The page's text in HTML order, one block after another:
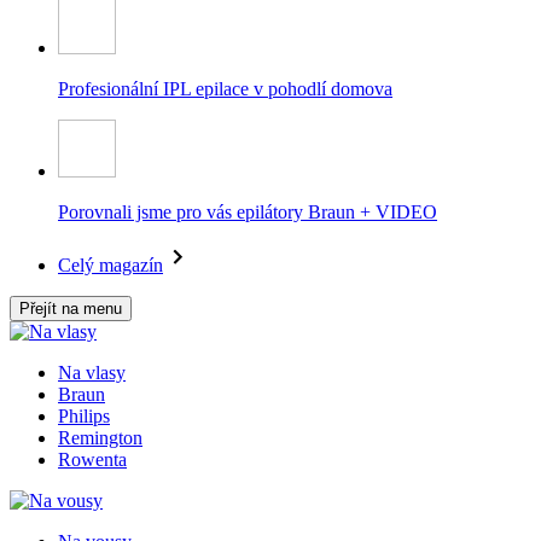
Profesionální IPL epilace v pohodlí domova
Porovnali jsme pro vás epilátory Braun + VIDEO
Celý magazín
Přejít na menu
Na vlasy
Braun
Philips
Remington
Rowenta